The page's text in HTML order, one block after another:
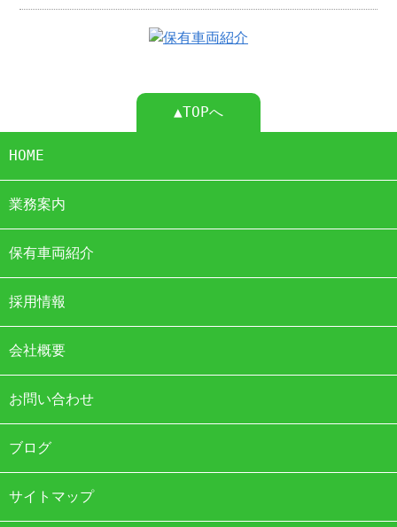
▲TOPへ
HOME
業務案内
保有車両紹介
採用情報
会社概要
お問い合わせ
ブログ
サイトマップ